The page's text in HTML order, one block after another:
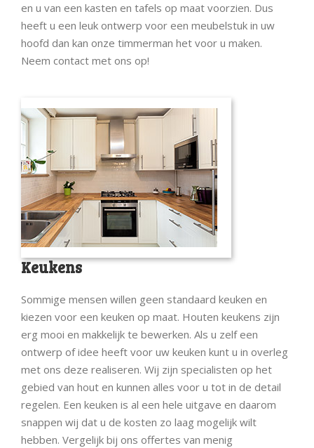
en u van een kasten en tafels op maat voorzien. Dus
heeft u een leuk ontwerp voor een meubelstuk in uw
hoofd dan kan onze timmerman het voor u maken.
Neem contact met ons op!
Keukens
Sommige mensen willen geen standaard keuken en
kiezen voor een keuken op maat. Houten keukens zijn
erg mooi en makkelijk te bewerken. Als u zelf een
ontwerp of idee heeft voor uw keuken kunt u in overleg
met ons deze realiseren. Wij zijn specialisten op het
gebied van hout en kunnen alles voor u tot in de detail
regelen. Een keuken is al een hele uitgave en daarom
snappen wij dat u de kosten zo laag mogelijk wilt
hebben. Vergelijk bij ons offertes van menig